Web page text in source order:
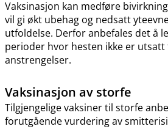
Vaksinasjon kan medføre
vil gi økt ubehag og nedsatt
utfoldelse. Derfor anbefales det å
perioder hvor hesten ikke er
anstrengelser.
Vaksinasjon av storfe
Tilgjengelige vaksiner til storfe
forutgående vurdering av